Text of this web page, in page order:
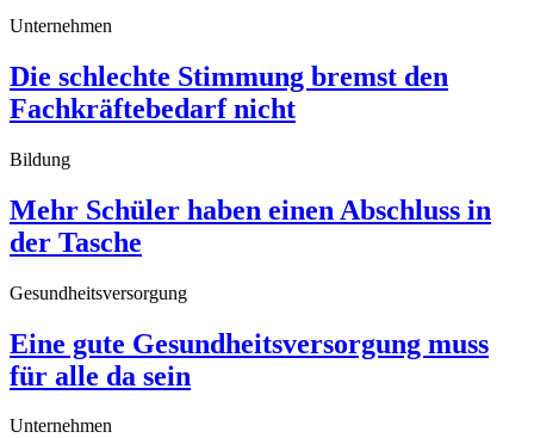
Unternehmen
Die schlechte Stimmung bremst den
Fachkräftebedarf nicht
Bildung
Mehr Schüler haben einen Abschluss in
der Tasche
Gesundheitsversorgung
Eine gute Gesundheitsversorgung muss
für alle da sein
Unternehmen